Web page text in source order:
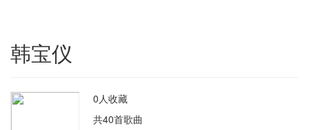
韩宝仪
0人收藏
共40首歌曲